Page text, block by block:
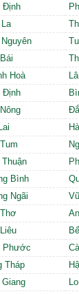
Bạch Mai
Vĩnh Tuy
Định
Hoà
Định
Thuận
Bình
Ngãi
Phước
Tháp
Giang